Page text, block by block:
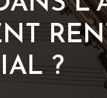
?